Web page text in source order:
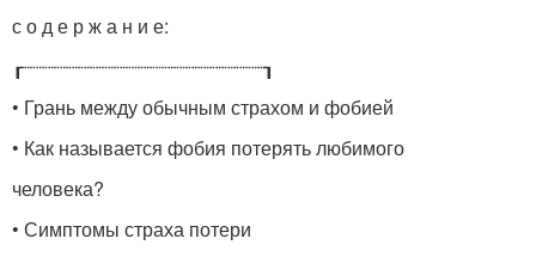
с о д е р ж а н и е:
┎┈┈┈┈┈┈┈┈┈┈┈┈┈┈┈┈┈┈┈┈┒
• Грань между обычным страхом и фобией
• Как называется фобия потерять любимого
человека?
• Симптомы страха потери